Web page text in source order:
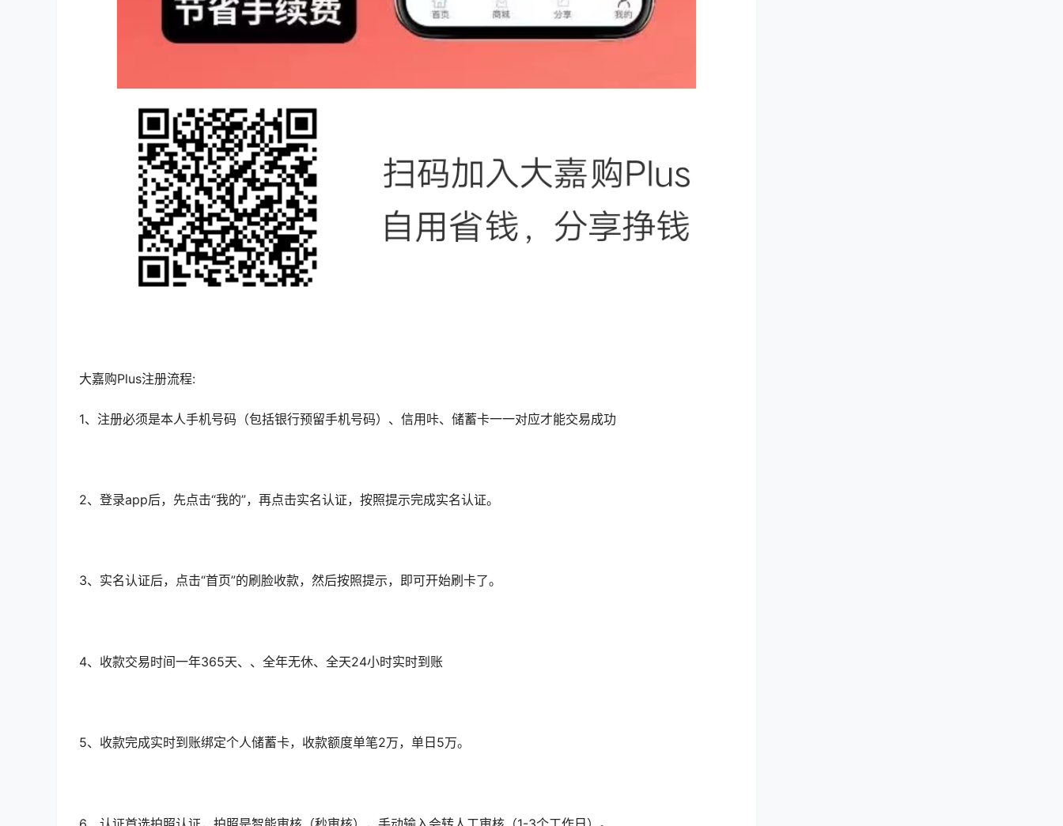
大嘉购Plus注册流程:
1、注册必须是本人手机号码（包括银行预留手机号码）、信用咔、储蓄卡一一对应才能交易成功
2、登录app后，先点击“我的”，再点击实名认证，按照提示完成实名认证。
3、实名认证后，点击“首页”的刷脸收款，然后按照提示，即可开始刷卡了。
4、收款交易时间一年365天、、全年无休、全天24小时实时到账
5、收款完成实时到账绑定个人储蓄卡，收款额度单笔2万，单日5万。